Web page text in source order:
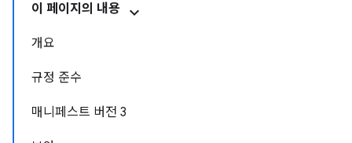
이 페이지의 내용
개요
규정 준수
매니페스트 버전 3